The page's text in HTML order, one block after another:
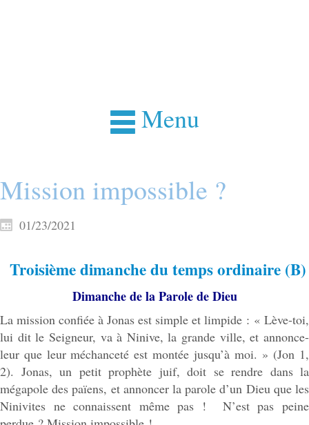
Menu
Mission impossible ?
01/23/2021
Troisième dimanche du temps ordinaire (B)
Dimanche de la Parole de Dieu
La mission confiée à Jonas est simple et limpide : « Lève-toi,
lui dit le Seigneur, va à Ninive, la grande ville, et annonce-
leur que leur méchanceté est montée jusqu’à moi. » (Jon 1,
2). Jonas, un petit prophète juif, doit se rendre dans la
mégapole des païens, et annoncer la parole d’un Dieu que les
Ninivites ne connaissent même pas ! N’est pas peine